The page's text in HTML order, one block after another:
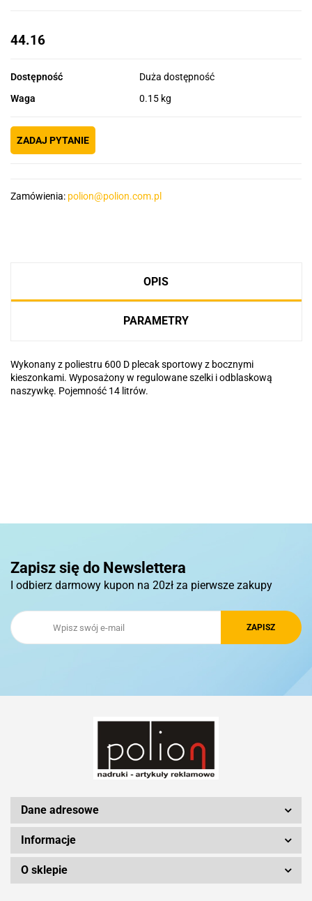
44.16
Dostępność
Duża dostępność
Waga
0.15 kg
ZADAJ PYTANIE
Zamówienia: polion@polion.com.pl
OPIS
PARAMETRY
Wykonany z poliestru 600 D plecak sportowy z bocznymi
kieszonkami. Wyposażony w regulowane szelki i odblaskową
naszywkę. Pojemność 14 litrów.
Royal Design
Silicon Power
Zapisz się do Newslettera
I odbierz darmowy kupon na 20zł za pierwsze zakupy
Dane adresowe
Informacje
O sklepie